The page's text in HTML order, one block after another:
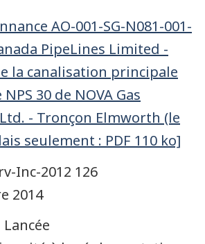
AO-001-SG-N081-001-
PipeLines Limited -
la canalisation principale
30 de NOVA Gas
- Tronçon Elmworth (le
seulement : PDF 110 ko]
Inc-2012 126
2014